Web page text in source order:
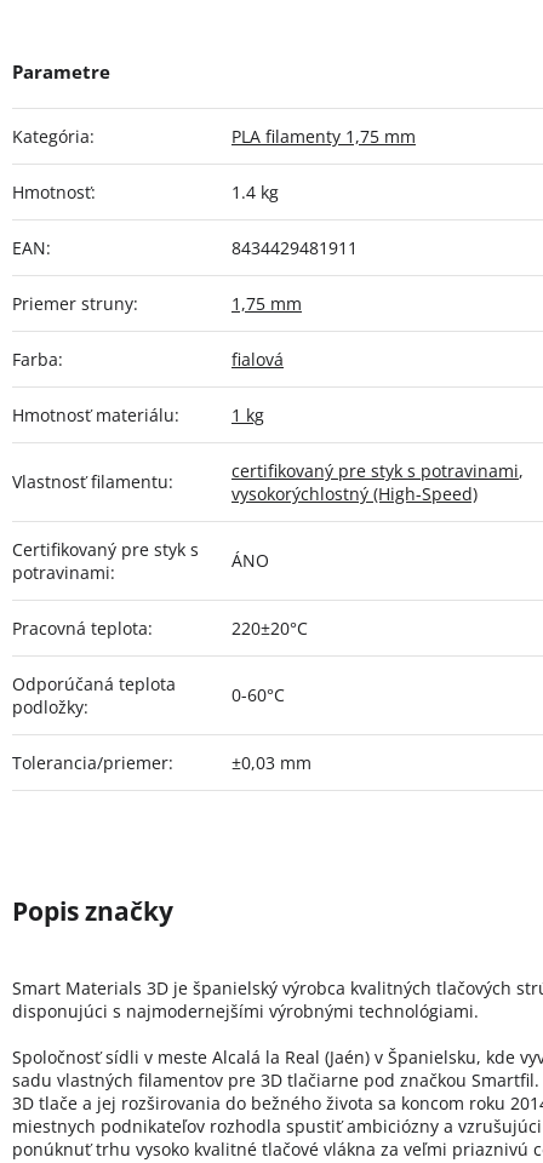
Kategória: PLA filamenty 1,75 mm
Hmotnosť: 1.4 kg
EAN: 8434429481911
Priemer struny: 1,75 mm
Farba: fialová
Hmotnosť materiálu: 1 kg
Vlastnosť filamentu: certifikovaný pre styk s potravinami,
vysokorýchlostný (High-Speed)
Certifikovaný pre styk s
potravinami:
ÁNO
Pracovná teplota: 220±20°C
Odporúčaná teplota
podložky:
0-60°C
Tolerancia/priemer: ±0,03 mm
Smart Materials 3D je španielský výrobca kvalitných tlačových
disponujúci s najmodernejšími výrobnými technológiami.
Spoločnosť sídli v meste Alcalá la Real (Jaén) v Španielsku, kde
sadu vlastných filamentov pre 3D tlačiarne pod značkou Smartfil.
3D tlače a jej rozširovania do bežného života sa koncom roku
miestnych podnikateľov rozhodla spustiť ambiciózny a
ponúknuť trhu vysoko kvalitné tlačové vlákna za veľmi priaznivú